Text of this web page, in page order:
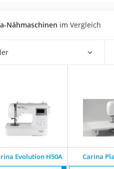
Herren
Nähmaschinen im Vergleich
Evolution H50A Carina